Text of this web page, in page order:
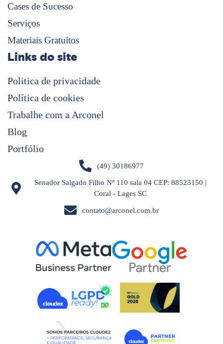
Cases de Sucesso
Serviços
Materiais Gratuítos
Links do site
Politica de privacidade
Política de cookies
Trabalhe com a Arconel
Blog
Portfólio
(49) 30186977
Senador Salgado Filho Nº 110 sala 04 CEP: 88523150 |
Coral - Lages SC
contato@arconel.com.br